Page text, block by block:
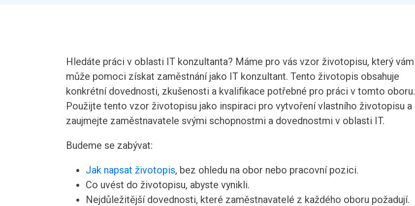
Hledáte práci v oblasti IT konzultanta? Máme pro vás vzor životopisu, který vám
může pomoci získat zaměstnání jako IT konzultant. Tento životopis obsahuje
konkrétní dovednosti, zkušenosti a kvalifikace potřebné pro práci v tomto oboru.
Použijte tento vzor životopisu jako inspiraci pro vytvoření vlastního životopisu a
zaujmejte zaměstnavatele svými schopnostmi a dovednostmi v oblasti IT.
Budeme se zabývat:
Jak napsat životopis, bez ohledu na obor nebo pracovní pozici.
Co uvést do životopisu, abyste vynikli.
Nejdůležitější dovednosti, které zaměstnavatelé z každého oboru požadují.